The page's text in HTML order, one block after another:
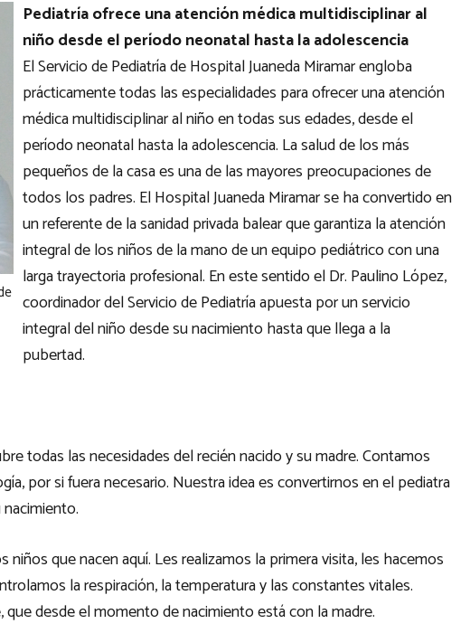
Pediatría ofrece una atención médica multidisciplinar al
niño desde el período neonatal hasta la adolescencia
El Servicio de Pediatría de Hospital Juaneda Miramar engloba
prácticamente todas las especialidades para ofrecer una atención
médica multidisciplinar al niño en todas sus edades, desde el
período neonatal hasta la adolescencia. La salud de los más
pequeños de la casa es una de las mayores preocupaciones de
todos los padres. El Hospital Juaneda Miramar se ha convertido en
un referente de la sanidad privada balear que garantiza la atención
integral de los niños de la mano de un equipo pediátrico con una
larga trayectoria profesional. En este sentido el Dr. Paulino López,
coordinador del Servicio de Pediatría apuesta por un servicio
integral del niño desde su nacimiento hasta que llega a la
pubertad.
todas las necesidades del recién nacido y su madre. Contamos
por si fuera necesario. Nuestra idea es convertirnos en el pediatra
que nacen aquí. Les realizamos la primera visita, les hacemos
la respiración, la temperatura y las constantes vitales.
desde el momento de nacimiento está con la madre.